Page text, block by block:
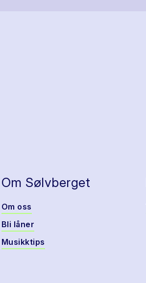
Om Sølvberget
Om oss
Bli låner
Musikktips